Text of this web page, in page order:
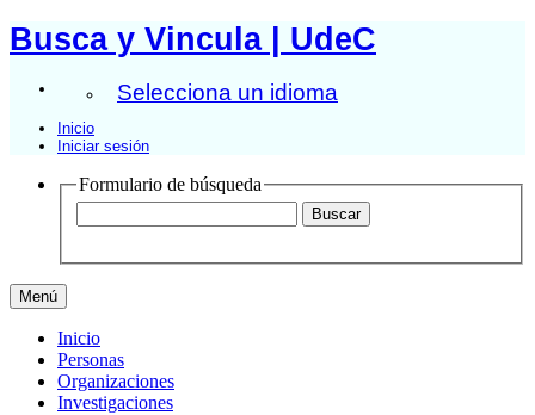
Busca y Vincula | UdeC
Selecciona un idioma
Inicio
Iniciar sesión
Formulario de búsqueda
Menú
Inicio
Personas
Organizaciones
Investigaciones